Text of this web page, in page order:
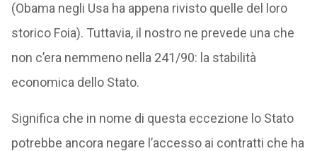
(Obama negli Usa ha appena rivisto quelle del loro
storico Foia). Tuttavia, il nostro ne prevede una che
non c’era nemmeno nella 241/90: la stabilità
economica dello Stato.
Significa che in nome di questa eccezione lo Stato
potrebbe ancora negare l’accesso ai contratti che ha